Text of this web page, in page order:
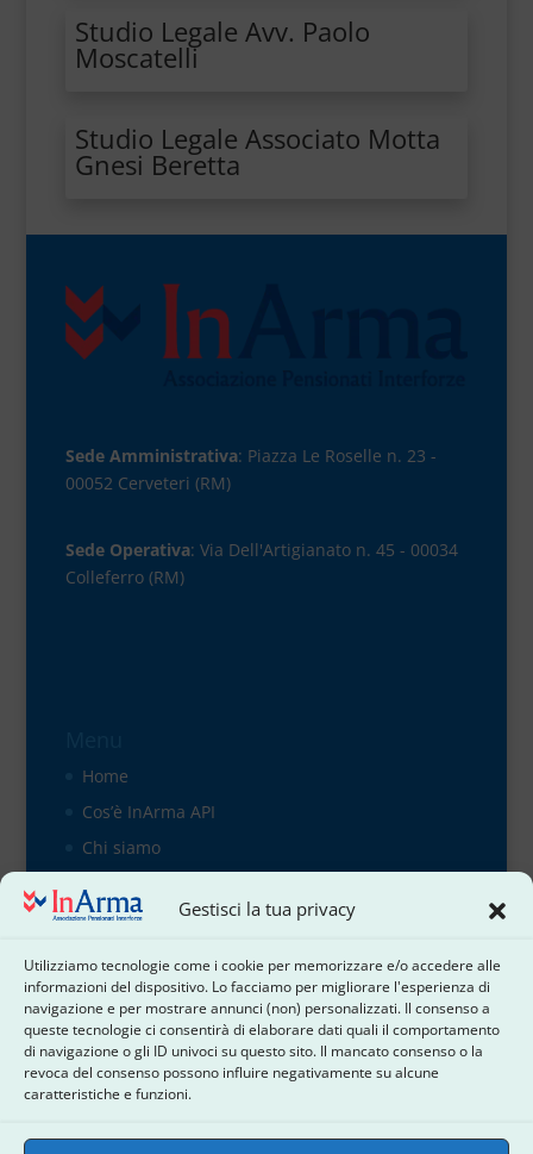
Gestisci la tua privacy
Utilizziamo tecnologie come i cookie per memorizzare e/o accedere alle
informazioni del dispositivo. Lo facciamo per migliorare l'esperienza di
navigazione e per mostrare annunci (non) personalizzati. Il consenso a
queste tecnologie ci consentirà di elaborare dati quali il comportamento
di navigazione o gli ID univoci su questo sito. Il mancato consenso o la
revoca del consenso possono influire negativamente su alcune
caratteristiche e funzioni.
Studio Legale Avv. Paolo
Moscatelli
Studio Legale Associato Motta
Gnesi Beretta
Sede Amministrativa: Piazza Le Roselle n. 23 -
00052 Cerveteri (RM)
Sede Operativa: Via Dell'Artigianato n. 45 - 00034
Colleferro (RM)
Home
Cos’è InArma API
Chi siamo
il direttivo
Contattaci
Cookie Policy
Dichiarazione sulla Privacy
Termini e condizioni
Disconoscimento